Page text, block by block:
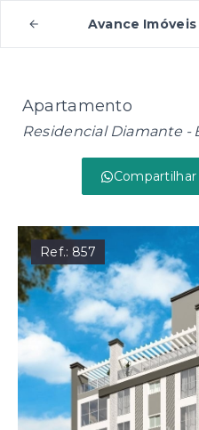
Avance Imóveis
Apartamento
Residencial Diamante -
Compartilhar
Ref.: 857